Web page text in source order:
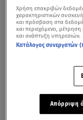
Δείτε όσα είπε
Χρήση επακριβών
χαρακτηριστικών
και πρόσβαση στα
και περιεχόμενο,
και ανάπτυξη υπηρεσιών.
Κατάλογος συνεργατών
Απόρριψη